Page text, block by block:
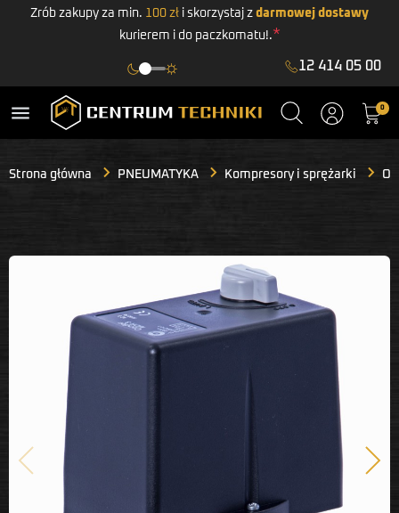
Zrób zakupy za min. 100 zł i skorzystaj z darmowej dostawy
kurierem i do paczkomatu!.*
12 414 05 00
menu 0
Strona główna PNEUMATYKA Kompresory i sprężarki
Poprzedni